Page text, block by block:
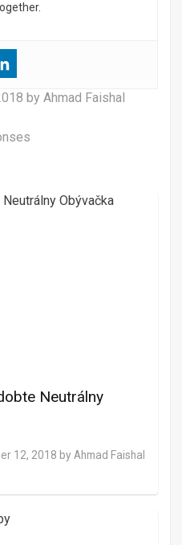
by Ahmad Faishal
Neutrálny
12, 2018 by Ahmad Faishal